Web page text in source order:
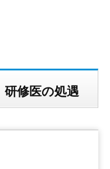
修医の処遇